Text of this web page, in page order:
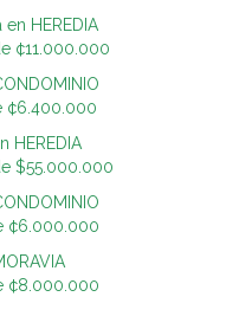
en HEREDIA
¢11.000.000
¢6.400.000
HEREDIA
$55.000.000
¢6.000.000
¢8.000.000